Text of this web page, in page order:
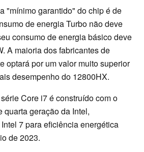
"mínimo garantido" do chip é de
de energia Turbo não deve
consumo de energia básico deve
A maioria dos fabricantes de
optará por um valor muito superior
desempenho do 12800HX.
Core i7 é construído com o
quarta geração da Intel,
7 para eficiência energética
de 2023.